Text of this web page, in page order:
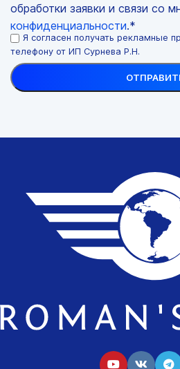
обработки заявки и связи со
конфиденциальности.*
Я согласен получать рекламные
телефону от ИП Сурнева Р.Н.